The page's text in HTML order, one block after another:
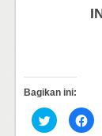
Bagikan ini:
Klik
untuk
Klik